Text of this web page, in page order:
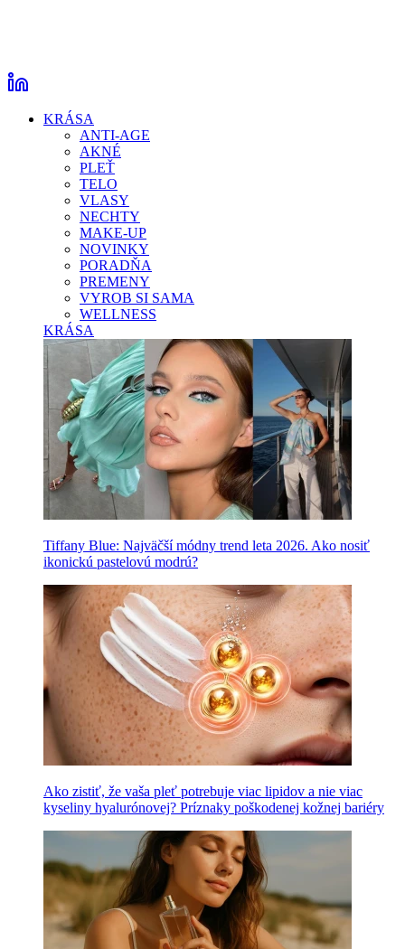
KRÁSA
ANTI-AGE
AKNÉ
PLEŤ
TELO
VLASY
NECHTY
MAKE-UP
NOVINKY
PORADŇA
PREMENY
VYROB SI SAMA
WELLNESS
KRÁSA
Tiffany Blue: Najväčší módny trend leta 2026. Ako nosiť
ikonickú pastelovú modrú?
Ako zistiť, že vaša pleť potrebuje viac lipidov a nie viac
kyseliny hyalurónovej? Príznaky poškodenej kožnej bariéry